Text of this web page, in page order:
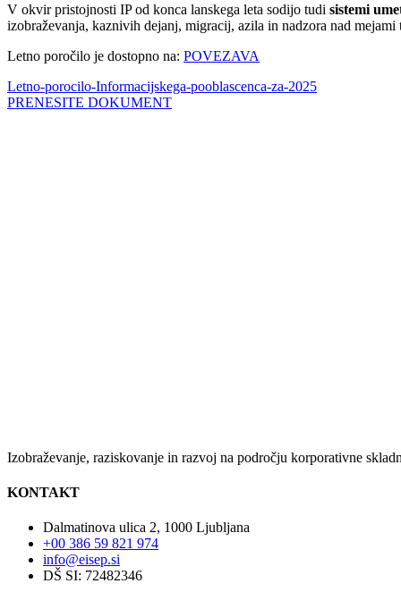
V okvir pristojnosti IP od konca lanskega leta sodijo tudi sistemi
izobraževanja, kaznivih dejanj, migracij, azila in nadzora nad
Letno poročilo je dostopno na: POVEZAVA
Letno-porocilo-Informacijskega-pooblascenca-za-2025
PRENESITE DOKUMENT
Izobraževanje, raziskovanje in razvoj na področju korporativne
KONTAKT
Dalmatinova ulica 2, 1000 Ljubljana
+00 386 59 821 974
info@eisep.si
DŠ SI: 72482346